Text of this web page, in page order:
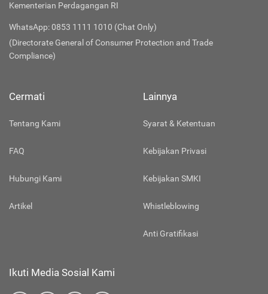
Kementerian Perdagangan RI
WhatsApp: 0853 1111 1010 (Chat Only)
(Directorate General of Consumer Protection and Trade
Compliance)
Cermati
Tentang Kami
FAQ
Hubungi Kami
Artikel
Lainnya
Syarat & Ketentuan
Kebijakan Privasi
Kebijakan SMKI
Whistleblowing
Anti Gratifikasi
Ikuti Media Sosial Kami